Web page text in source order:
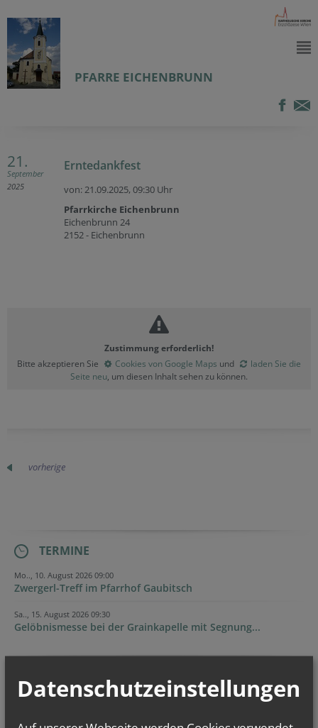
PFARRE EICHENBRUNN
21.
September
2025
Erntedankfest
von: 21.09.2025,09:30 Uhr
Pfarrkirche Eichenbrunn
Eichenbrunn 24
2152 - Eichenbrunn
Zustimmung erforderlich!
Bitte akzeptieren Sie
Cookies von Google Maps und
laden Sie die
Seite neu, um diesen Inhalt sehen zu können.
vorherige
TERMINE
Mo.., 10. August 2026 09:00
Zwergerl-Treff im Pfarrhof Gaubitsch
Sa.., 15. August 2026 09:30
Gelöbnismesse bei der Grainkapelle mit Segnung...
Datenschutzeinstellungen